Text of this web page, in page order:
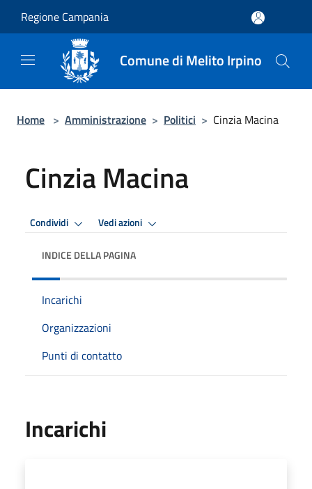
Regione Campania
Comune di Melito Irpino
Home > Amministrazione > Politici > Cinzia Macina
Cinzia Macina
Condividi Vedi azioni
INDICE DELLA PAGINA
Incarichi
Organizzazioni
Punti di contatto
Incarichi